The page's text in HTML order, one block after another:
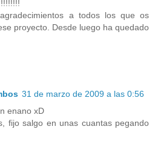
a todos los que os
proyecto. Desde luego ha quedado
31 de marzo de 2009 a las 0:56
enano xD
fijo salgo en unas cuantas pegando